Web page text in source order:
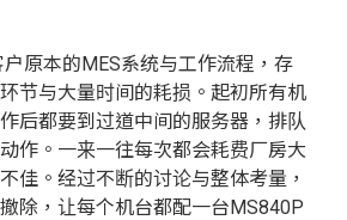
户原本的MES系统与工作流程，存
节与大量时间的耗损。起初所有机
后都要到过道中间的服务器，排队
作。一来一往每次都会耗费厂房大
佳。经过不断的讨论与整体考量，
除，让每个机台都配一台MS840P